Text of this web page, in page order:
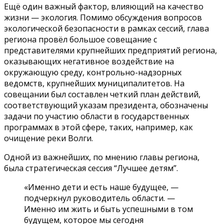
Ещё один важный фактор, влияющий на качество
жизни — экология. Помимо обсуждения вопросов
экологической безопасности в рамках сессий, глава
региона провёл большое совещание с
представителями крупнейших предприятий региона,
оказывающих негативное воздействие на
окружающую среду, контрольно-надзорных
ведомств, крупнейших муниципалитетов. На
совещании был составлен четкий план действий,
соответствующий указам президента, обозначены
задачи по участию области в государственных
программах в этой сфере, таких, например, как
очищение реки Волги.
Одной из важнейших, по мнению главы региона,
была стратегическая сессия “Лучшее детям”.
«Именно дети и есть наше будущее, —
подчеркнул руководитель области. —
Именно им жить и быть успешными в том
будущем, которое мы се­годня